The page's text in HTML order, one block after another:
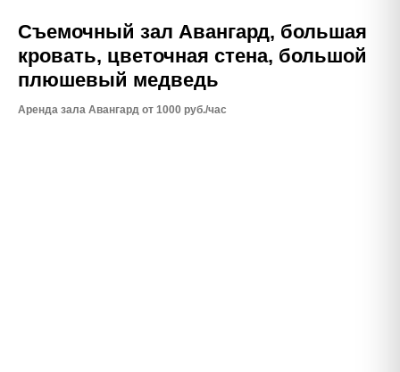
Съемочный зал Авангард, большая
кровать, цветочная стена, большой
плюшевый медведь
Аренда зала Авангард от 1000 руб./час